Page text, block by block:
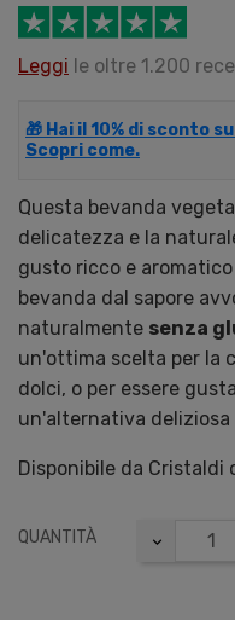
Leggi le oltre 1.200
🎁 Hai il 10% di sconto
Scopri come.
Questa bevanda
delicatezza e la
gusto ricco e
bevanda dal sapore
naturalmente senza
un'ottima scelta per la
dolci, o per essere
un'alternativa deliziosa
Disponibile da Cristaldi
QUANTITÀ